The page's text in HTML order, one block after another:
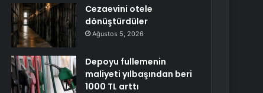
Cezaevini otele
dönüştürdüler
Ağustos 5, 2026
Depoyu fullemenin
maliyeti yılbaşından beri
1000 TL arttı